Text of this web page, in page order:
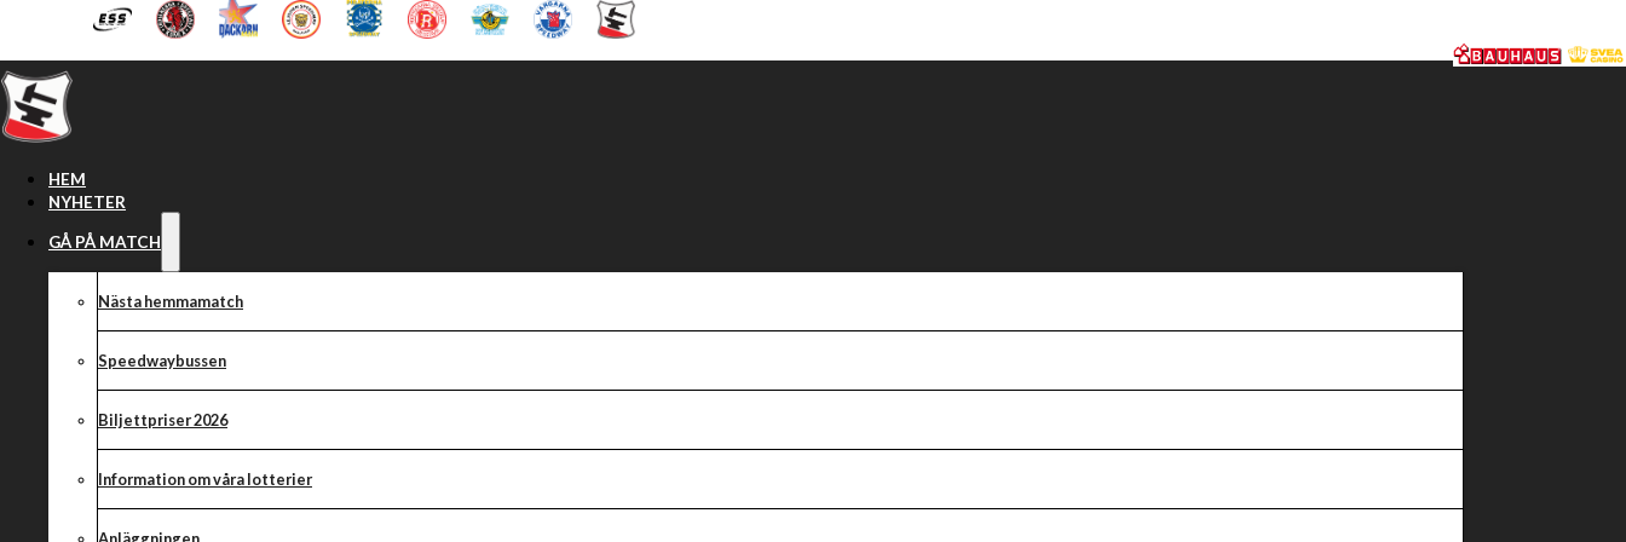
Hoppa till huvudinnehåll Hoppa till sidfot
HEM
NYHETER
GÅ PÅ MATCH
Nästa hemmamatch
Speedwaybussen
Biljettpriser 2026
Information om våra lotterier